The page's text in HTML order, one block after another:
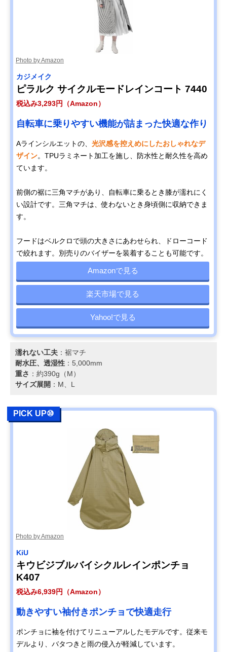
Photo by Amazon
カジメイク
ピラルク サイクルモードレインコート 7440
税込み3,293円（Amazon）
自転車に乗りやすい機能が詰まった快適な作り
Aラインシルエットの、 光沢感を控えめにしたおしゃれなデ
ザイン。TPUラミネート加工を施し、防水性と耐久性を高め
ています。
前側の裾に三角マチがあり、自転車に乗るとき膝が濡れにく
い設計です。三角マチは、使わないとき身頃側に収納できま
す。
フードはベルクロで頭の大きさにあわせられ、ドローコード
で絞れます。別売りのバイザーを装着することも可能です。
Amazonで見る
楽天市場で見る
Yahoo!で見る
濡れない工夫 ：裾マチ
耐水圧、透湿性 ：5,000mm
重さ ：約390g（M）
サイズ展開 ：M、L
PICK UP⑩
Photo by Amazon
KiU
キウビジブルバイシクルレインポンチョ
K407
税込み6,939円（Amazon）
動きやすい袖付きポンチョで快適走行
ポンチョに袖を付けてリニューアルしたモデルです。従来モ
デルより、バタつきと雨の侵入が軽減しています。